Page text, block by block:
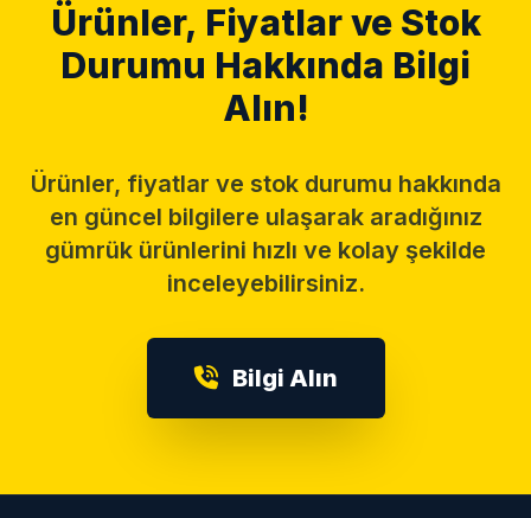
Ürünler, Fiyatlar ve Stok
Durumu Hakkında Bilgi
Alın!
Ürünler, fiyatlar ve stok durumu hakkında
en güncel bilgilere ulaşarak aradığınız
gümrük ürünlerini hızlı ve kolay şekilde
inceleyebilirsiniz.
Bilgi Alın